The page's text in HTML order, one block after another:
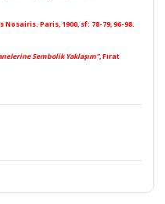
Paris, 1900, sf: 78-79, 96-98.
Sembolik Yaklaşım”, Fırat